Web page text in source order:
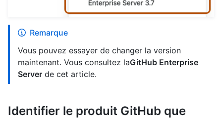
Remarque
Vous pouvez essayer de changer la version
maintenant. Vous consultez laGitHub Enterprise
Server de cet article.
Identifier le produit GitHub que